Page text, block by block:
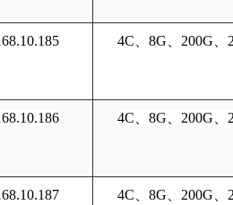
4C、8G、200G、
4C、8G、200G、
4C、8G、200G、